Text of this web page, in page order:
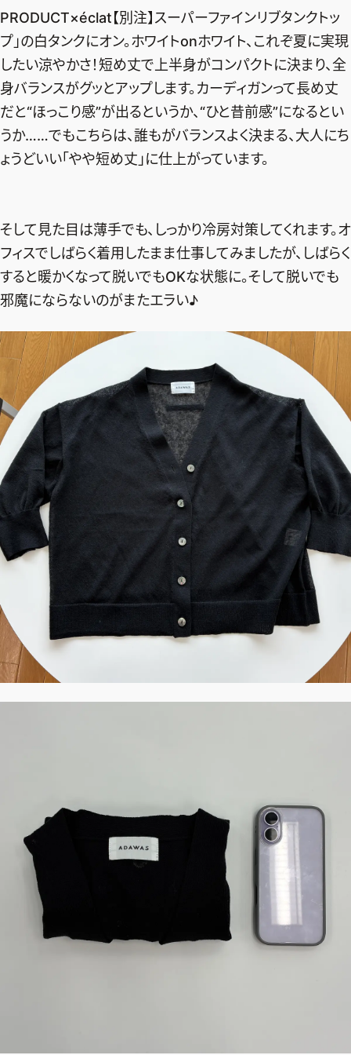
PRODUCT×éclat【別注】スーパーファインリブタンクトッ
プ」の白タンクにオン。ホワイトonホワイト、これぞ夏に実現
したい涼やかさ！短め丈で上半身がコンパクトに決まり、全
身バランスがグッとアップします。カーディガンって長め丈
だと“ほっこり感”が出るというか、“ひと昔前感”になるとい
うか……でもこちらは、誰もがバランスよく決まる、大人にち
ょうどいい「やや短め丈」に仕上がっています。
そして見た目は薄手でも、しっかり冷房対策してくれます。オ
フィスでしばらく着用したまま仕事してみましたが、しばらく
すると暖かくなって脱いでもOKな状態に。そして脱いでも
邪魔にならないのがまたエラい♪